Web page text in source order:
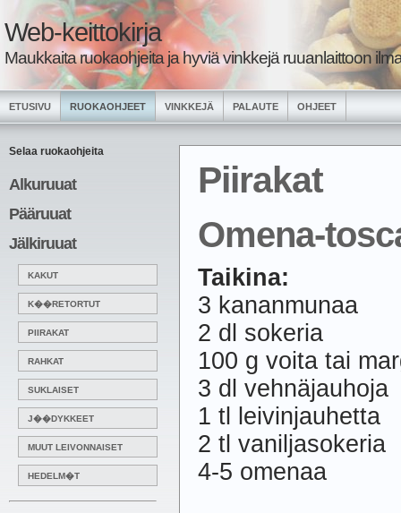
Web-keittokirja
Maukkaita ruokaohjeita ja hyviä vinkkejä ruuanlaittoon
ETUSIVU RUOKAOHJEET VINKKEJÄ PALAUTE OHJEET
Selaa ruokaohjeita
Alkuruuat
Pääruuat
Jälkiruuat
KAKUT
K��RETORTUT
PIIRAKAT
RAHKAT
SUKLAISET
J��DYKKEET
MUUT LEIVONNAISET
HEDELM�T
Piirakat
Omena-
Taikina:
3 kananmunaa
2 dl sokeria
100 g voita tai
3 dl vehnäjauhoja
1 tl leivinjauhetta
2 tl vaniljasokeria
4-5 omenaa